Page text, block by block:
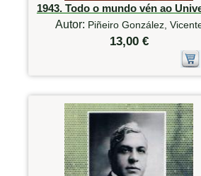
1943. Todo o mundo vén ao
Autor: Piñeiro González,
13,00 €